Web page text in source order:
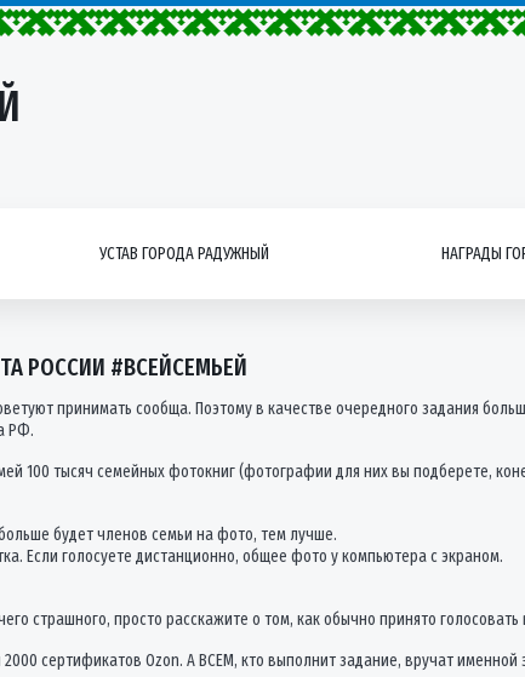
УСТАВ ГОРОДА РАДУЖНЫЙ НАГРАДЫ
РОССИИ #ВСЕЙСЕМЬЕЙ
принимать сообща. Поэтому в качестве очередного задания
РФ.
100 тысяч семейных фотокниг (фотографии для них вы подберете,
будет членов семьи на фото, тем лучше.
Если голосуете дистанционно, общее фото у компьютера с экраном.
страшного, просто расскажите о том, как обычно принято
сертификатов Ozon. А ВСЕМ, кто выполнит задание, вручат